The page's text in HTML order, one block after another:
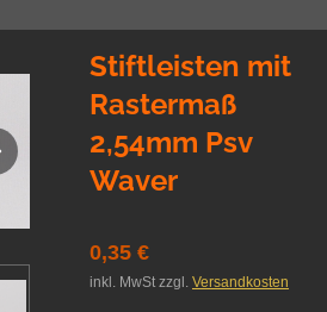
Stiftleisten mit
Rastermaß
2,54mm Psv
Waver
0,35 €
inkl. MwSt zzgl. Versandkosten